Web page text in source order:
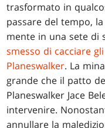
trasformato in
passare del tempo,
mente in una sete di
smesso di cacciare
Planeswalker. La
grande che il patto
Planeswalker Jace
intervenire.
annullare la